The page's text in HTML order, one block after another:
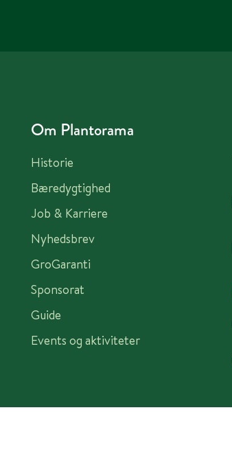
Om Plantorama
Historie
Bæredygtighed
Job & Karriere
Nyhedsbrev
GroGaranti
Sponsorat
Guide
Events og aktiviteter